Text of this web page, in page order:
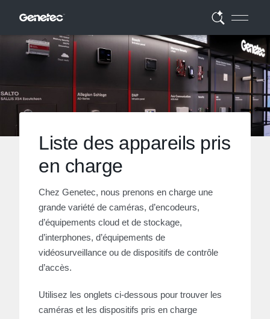
Liste des appareils pris
en charge
Chez Genetec, nous prenons en charge une
grande variété de caméras, d’encodeurs,
d’équipements cloud et de stockage,
d’interphones, d’équipements de
vidéosurveillance ou de dispositifs de contrôle
d’accès.
Utilisez les onglets ci-dessous pour trouver les
caméras et les dispositifs pris en charge